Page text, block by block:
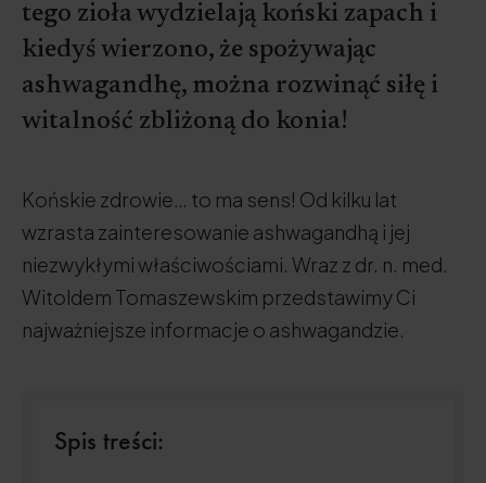
tego zioła wydzielają koński zapach i
kiedyś wierzono, że spożywając
ashwagandhę, można rozwinąć siłę i
witalność zbliżoną do konia!
Końskie zdrowie… to ma sens! Od kilku lat
wzrasta zainteresowanie ashwagandhą i jej
niezwykłymi właściwościami. Wraz z dr. n. med.
Witoldem Tomaszewskim przedstawimy Ci
najważniejsze informacje o ashwagandzie.
Spis treści: